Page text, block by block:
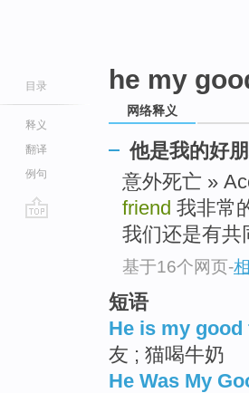
目录
释义
翻译
例句
he my
网络释义
他是我的好
意外死亡 »
friend 我非常
我们还是有共
基于16个网页-
短语
He is my good
友 ; 猫喝牛奶
He Was My